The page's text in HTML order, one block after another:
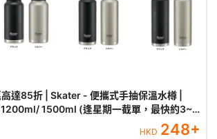
高達85折 | Skater - 便攜式手抽保溫水樽 |
(逢星期一截單，最快約3~4
HKD 248+